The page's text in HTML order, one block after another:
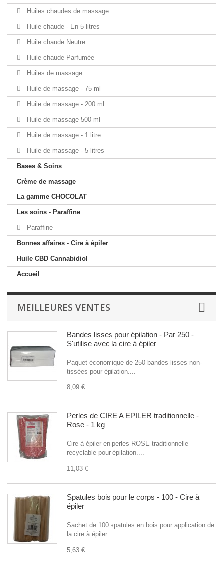
Huiles chaudes de massage
Huile chaude - En 5 litres
Huile chaude Neutre
Huile chaude Parfumée
Huiles de massage
Huile de massage - 75 ml
Huile de massage - 200 ml
Huile de massage 500 ml
Huile de massage - 1 litre
Huile de massage - 5 litres
Bases & Soins
Crème de massage
La gamme CHOCOLAT
Les soins - Paraffine
Paraffine
Bonnes affaires - Cire à épiler
Huile CBD Cannabidiol
Accueil
MEILLEURES VENTES
Bandes lisses pour épilation - Par 250 -
S'utilise avec la cire à épiler
Paquet économique de 250 bandes lisses non-
tissées pour épilation....
8,09 €
Perles de CIRE A EPILER traditionnelle -
Rose - 1 kg
Cire à épiler en perles ROSE traditionnelle
recyclable pour épilation....
11,03 €
Spatules bois pour le corps - 100 - Cire à
épiler
Sachet de 100 spatules en bois pour application de
la cire à épiler.
5,63 €